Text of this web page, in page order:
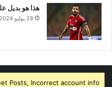
هذا هو بديل
28 يوليو 2024
Posts, Incorrect account info.